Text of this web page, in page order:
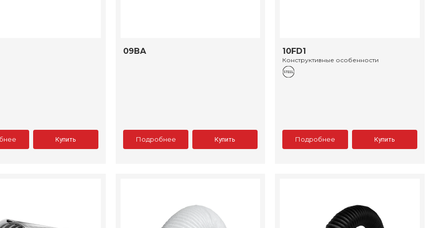
Купить
09ВА
Подробнее Купить
10FD1
Конструктивные особенности
Подробнее Купить